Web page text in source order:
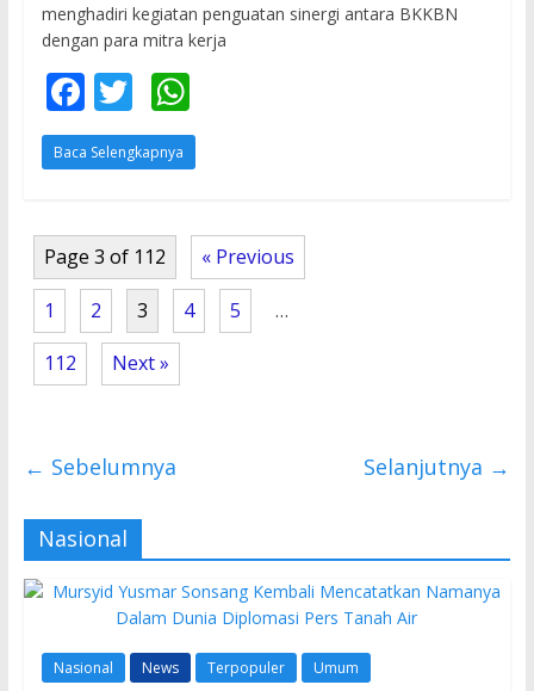
menghadiri kegiatan penguatan sinergi antara BKKBN
dengan para mitra kerja
F
ac
e
o
o
k
T
w
itt
W
h
at
A
p
p
Baca Selengkapnya
Page 3 of 112 « Previous
1 2 3 4 5 …
112 Next »
← Sebelumnya Selanjutnya →
Nasional
Nasional News Terpopuler Umum